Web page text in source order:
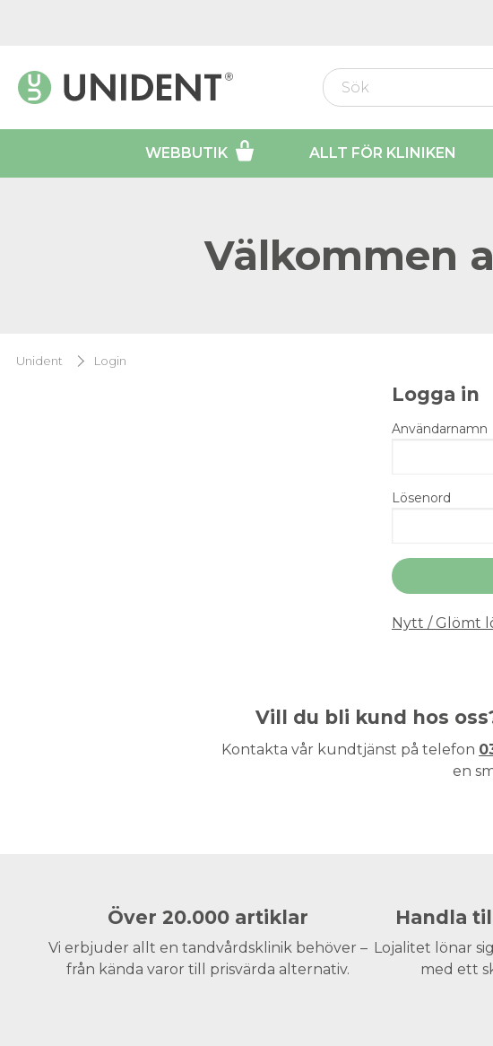
WEBBUTIK ALLT FÖR KLINIKEN
Välkommen
Unident Login
Logga in
Användarnamn
Lösenord
Nytt / Glömt
Vill du bli kund hos
Kontakta vår kundtjänst på telefon
en
Över 20.000 artiklar
Vi erbjuder allt en tandvårdsklinik behöver –
från kända varor till prisvärda alternativ.
Handla
Lojalitet lönar
med ett